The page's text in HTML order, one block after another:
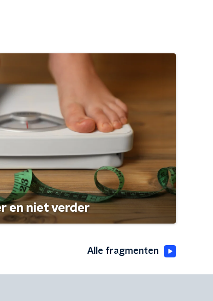
en niet verder
Alle fragmenten